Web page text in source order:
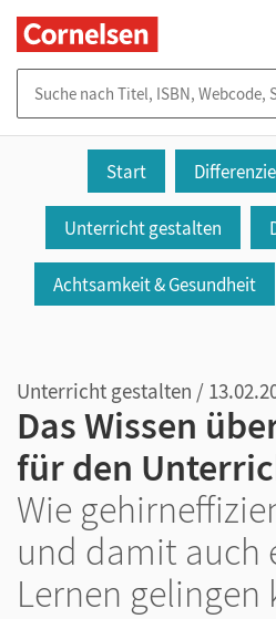
Start
Unterricht gestalten
Achtsamkeit & Gesundheit
Unterricht gestalten /
Das Wissen
für den
Wie
und damit auch
Lernen gelingen